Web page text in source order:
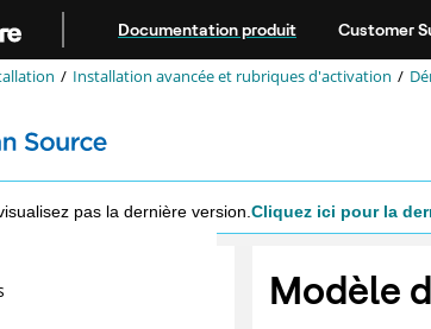
Documentation produit Customer
Installation avancée et rubriques d'activation
pas la dernière version. Cliquez ici pour la
Modèle